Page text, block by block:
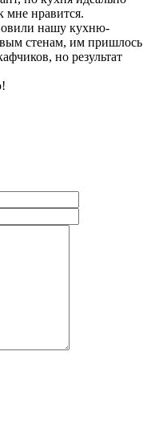
мне нравится.
нашу кухню-
стенам, им пришлось
но результат